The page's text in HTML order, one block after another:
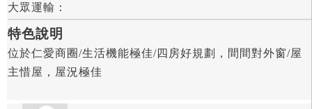
大眾運輸：
特色說明
位於仁愛商圈/生活機能極佳/四房好規劃，間間對外窗/屋
主惜屋，屋況極佳